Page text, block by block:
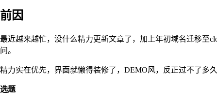
前因
最近越来越忙，没什么精力更新文章了，加上年初域名迁移至
问。
精力实在优先，界面就懒得装修了，DEMO风，反正过不了多
选题